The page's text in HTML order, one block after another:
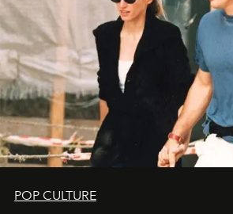
POP CULTURE